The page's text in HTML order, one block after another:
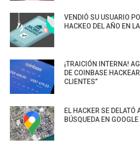
VENDIÓ SU USUARIO
HACKEO DEL AÑO EN
¡TRAICIÓN INTERNA!
DE COINBASE
CLIENTES”
EL HACKER SE
BÚSQUEDA EN